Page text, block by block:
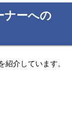
ナーへの
紹介しています。